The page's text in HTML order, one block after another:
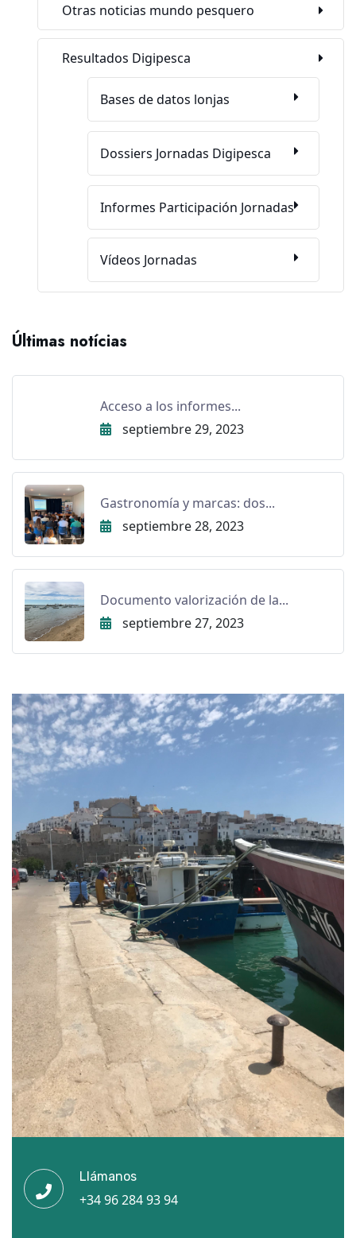
Otras noticias mundo pesquero
Resultados Digipesca
Bases de datos lonjas
Dossiers Jornadas Digipesca
Informes Participación Jornadas
Vídeos Jornadas
Últimas notícias
Acceso a los informes...
septiembre 29, 2023
Gastronomía y marcas: dos...
septiembre 28, 2023
Documento valorización de la...
septiembre 27, 2023
Llámanos
+34 96 284 93 94